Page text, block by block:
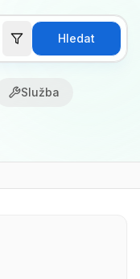
Hledat
Služba